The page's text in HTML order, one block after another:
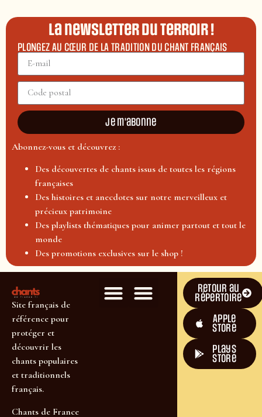
La newsletter du terroir !
PLONGEZ AU CŒUR DE LA TRADITION DU CHANT FRANÇAIS
Je m'abonne
Abonnez-vous et découvrez :
Des découvertes de chants issus de toutes les régions
françaises
Des histoires et anecdotes sur notre merveilleux et
précieux patrimoine
Des playlists thématiques pour animer partout et tout le
monde
Des promotions exclusives sur le shop !
Site français de
référence pour
protéger et
découvrir les
chants populaires
et traditionnels
français.
Chants de France
Retour au
répertoire
Apple
Store
plays
store